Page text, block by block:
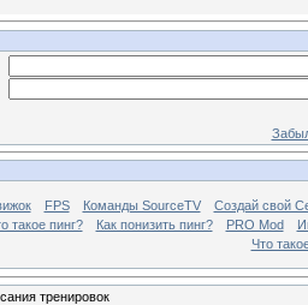
FPS Команды SourceTV
Создай свой
такое пинг? Как понизить пинг? PRO Mod
Что
тренировок